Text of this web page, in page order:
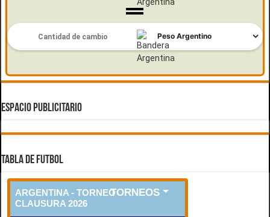
ESPACIO PUBLICITARIO
TABLA DE FUTBOL